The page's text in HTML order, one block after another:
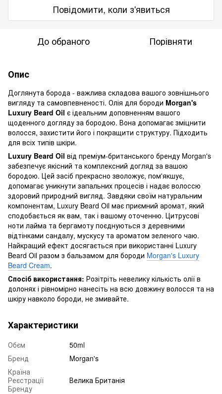
Повідомити, коли з'явиться
До обраного Порівняти
Опис
Доглянута борода - важлива складова вашого зовнішнього
вигляду та самовпевненості. Олія для бороди Morgan's
Luxury Beard Oil є ідеальним доповненням вашого
щоденного догляду за бородою. Вона допомагає зміцнити
волосся, захистити його і покращити структуру. Підходить
для всіх типів шкіри.
Luxury Beard Oil від преміум-британського бренду Morgan's
забезпечує якісний та комплексний догляд за вашою
бородою. Цей засіб прекрасно зволожує, пом'якшує,
допомагає уникнути запальних процесів і надає волоссю
здоровий природний вигляд. Завдяки своїм натуральним
компонентам, Luxury Beard Oil має приємний аромат, який
сподобається як вам, так і вашому оточенню. Цитрусові
ноти лайма та бергамоту поєднуються з деревними
відтінками сандалу, мускусу та ароматом зеленого чаю.
Найкращий ефект досягається при використанні Luxury
Beard Oil разом з бальзамом для бороди Morgan's Luxury
Beard Cream.
Спосіб використання: Розітріть невелику кількість олії в
долонях і рівномірно нанесіть на всю довжину волосся та на
шкіру навколо бороди, не змивайте.
Характеристики
Обєм
50ml
Бренд
Morgan's
Країна
Реєстрації
Бренду
Велика Британія